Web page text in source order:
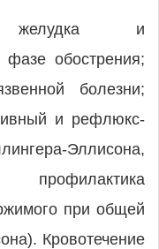
желудка и
фазе обострения;
болезни;
и рефлюкс-
Эллисона,
профилактика
при общей
Кровотечение